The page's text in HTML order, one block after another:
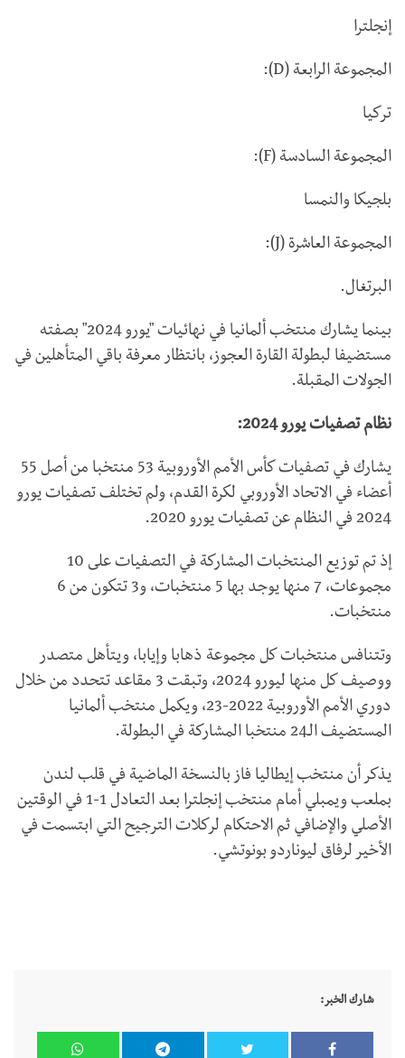
إنجلترا
المجموعة الرابعة (D):
تركيا
المجموعة السادسة (F):
بلجيكا والنمسا
المجموعة العاشرة (J):
البرتغال.
بينما يشارك منتخب ألمانيا في نهائيات "يورو 2024" بصفته
مستضيفا لبطولة القارة العجوز، بانتظار معرفة باقي المتأهلين في
الجولات المقبلة.
نظام تصفيات يورو 2024:
يشارك في تصفيات كأس الأمم الأوروبية 53 منتخبا من أصل 55
أعضاء في الاتحاد الأوروبي لكرة القدم، ولم تختلف تصفيات يورو
2024 في النظام عن تصفيات يورو 2020.
إذ تم توزيع المنتخبات المشاركة في التصفيات على 10
مجموعات، 7 منها يوجد بها 5 منتخبات، و3 تتكون من 6
منتخبات.
وتتنافس منتخبات كل مجموعة ذهابا وإيابا، ويتأهل متصدر
ووصيف كل منها ليورو 2024، وتبقت 3 مقاعد تتحدد من خلال
دوري الأمم الأوروبية 2022-23، ويكمل منتخب ألمانيا
المستضيف الـ24 منتخبا المشاركة في البطولة.
يذكر أن منتخب إيطاليا فاز بالنسخة الماضية في قلب لندن
بملعب ويمبلي أمام منتخب إنجلترا بعد التعادل 1-1 في الوقتين
الأصلي والإضافي ثم الاحتكام لركلات الترجيح التي ابتسمت في
الأخير لرفاق ليوناردو بونوتشي.
شارك الخبر: